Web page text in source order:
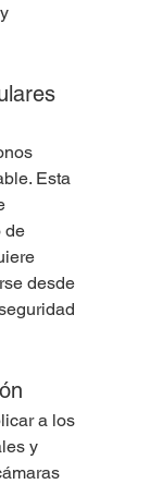
Esta
de
desde
a los
y